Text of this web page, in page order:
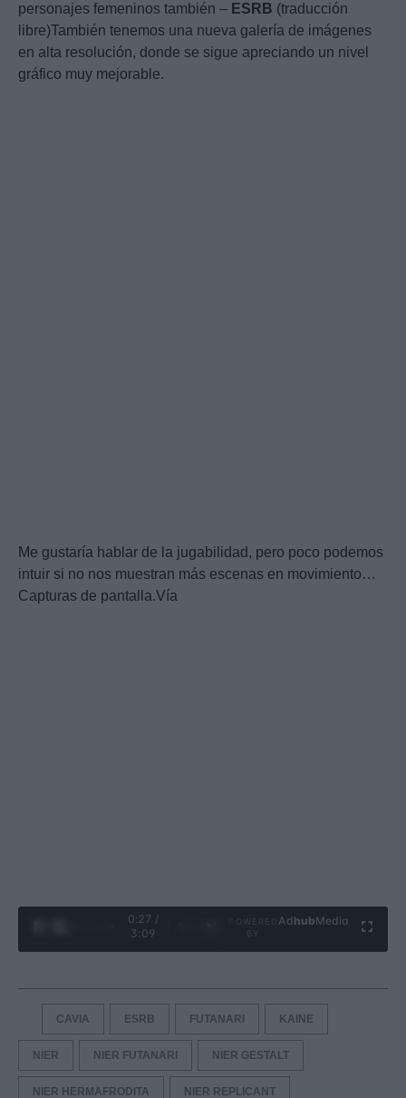
personajes femeninos también – ESRB (traducción
libre)También tenemos una nueva galería de imágenes
en alta resolución, donde se sigue apreciando un nivel
gráfico muy mejorable.
Me gustaría hablar de la jugabilidad, pero poco podemos
intuir si no nos muestran más escenas en movimiento…
Capturas de pantalla.Vía
0:28 /
3:09
Ad hubMedia
CAVIA ESRB FUTANARI KAINE
NIER NIER FUTANARI NIER GESTALT
NIER HERMAFRODITA NIER REPLICANT